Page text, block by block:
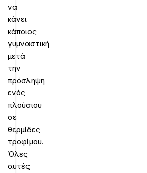
να
κάνει
κάποιος
γυμναστική
μετά
την
πρόσληψη
ενός
πλούσιου
σε
θερμίδες
τροφίμου.
Όλες
αυτές